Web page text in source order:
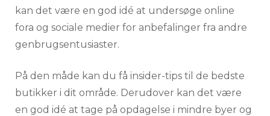
kan det være en god idé at undersøge online
fora og sociale medier for anbefalinger fra andre
genbrugsentusiaster.
På den måde kan du få insider-tips til de bedste
butikker i dit område. Derudover kan det være
en god idé at tage på opdagelse i mindre byer og